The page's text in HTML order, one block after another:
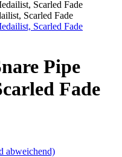
Scarled Fade
Pipe
Fade
abweichend)